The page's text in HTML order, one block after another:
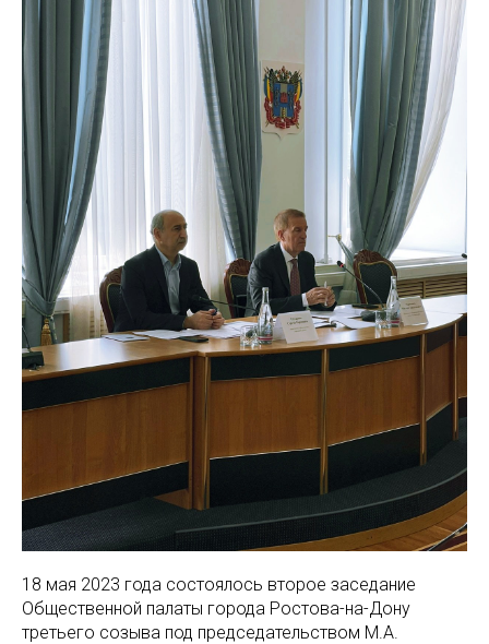
18 мая 2023 года состоялось второе заседание
Общественной палаты города Ростова-на-Дону
третьего созыва под председательством М.А.